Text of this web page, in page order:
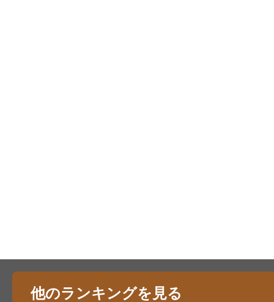
他のランキングを見る